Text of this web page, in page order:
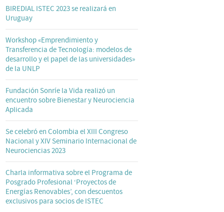
BIREDIAL ISTEC 2023 se realizará en
Uruguay
Workshop «Emprendimiento y
Transferencia de Tecnología: modelos de
desarrollo y el papel de las universidades»
de la UNLP
Fundación Sonríe la Vida realizó un
encuentro sobre Bienestar y Neurociencia
Aplicada
Se celebró en Colombia el XIII Congreso
Nacional y XIV Seminario Internacional de
Neurociencias 2023
Charla informativa sobre el Programa de
Posgrado Profesional ‘Proyectos de
Energías Renovables’, con descuentos
exclusivos para socios de ISTEC